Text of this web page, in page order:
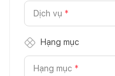
Dịch vụ *
Hạng mục
Hạng mục *